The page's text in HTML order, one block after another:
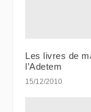
Les livres de
l’Adetem
15/12/2010